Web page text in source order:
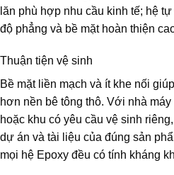
lăn phù hợp nhu cầu kinh tế; hệ
độ phẳng và bề mặt hoàn thiện
Thuận tiện vệ sinh
Bề mặt liền mạch và ít khe nối
hơn nền bê tông thô. Với nhà
hoặc khu có yêu cầu vệ sinh
dự án và tài liệu của đúng sản
mọi hệ Epoxy đều có tính kháng